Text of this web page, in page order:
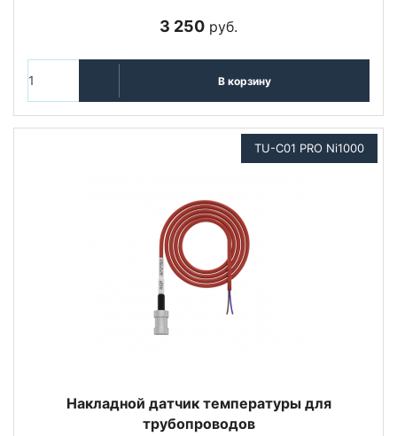
3 250 руб.
В корзину
TU-C01 PRO Ni1000
Накладной датчик температуры для
трубопроводов